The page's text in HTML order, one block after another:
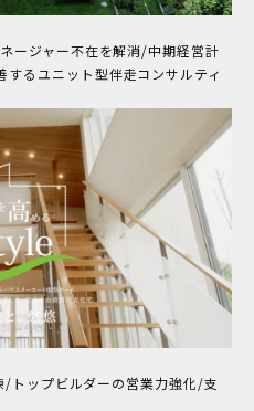
ージャー不在を解消/中期経営計
るユニット型伴走コンサルティ
/トップビルダーの営業力強化/支